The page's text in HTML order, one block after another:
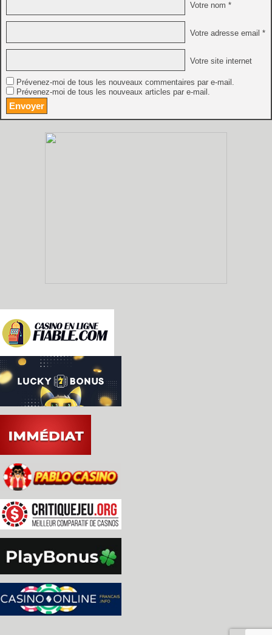
Votre nom *
Votre adresse email *
Votre site internet
Prévenez-moi de tous les nouveaux commentaires par e-mail.
Prévenez-moi de tous les nouveaux articles par e-mail.